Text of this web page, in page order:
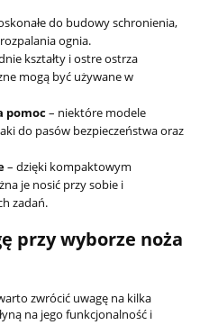
do budowy schronienia,
ognia.
kształty i ostre ostrza
mogą być używane w
pomoc– niektóre modele
do pasów bezpieczeństwa oraz
– dzięki kompaktowym
je nosić przy sobie i
zadań.
przy wyborze noża
zwrócić uwagę na kilka
na jego funkcjonalność i